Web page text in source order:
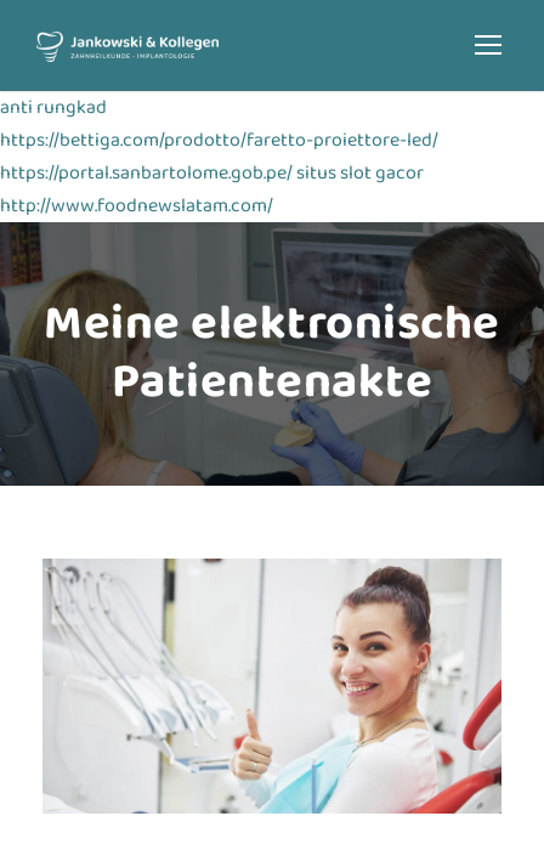
anti rungkad
https://bettiga.com/prodotto/faretto-proiettore-led/
https://portal.sanbartolome.gob.pe/situs slot gacor
http://www.foodnewslatam.com/
Meine elektronische
Patientenakte